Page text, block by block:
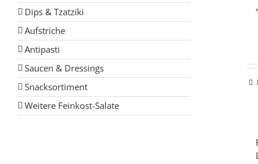
Dips & Tzatziki
Aufstriche
Antipasti
Saucen & Dressings
Snacksortiment
Weitere Feinkost-Salate